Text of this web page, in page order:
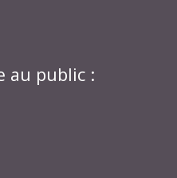
au public :